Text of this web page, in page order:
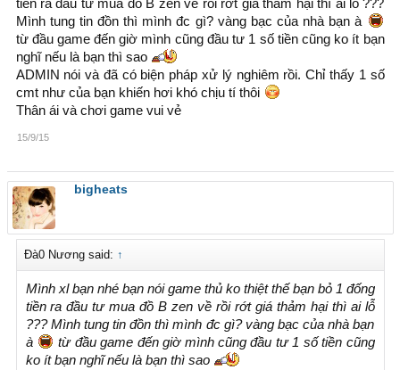
bạn có phải là 1 trong những người tung tin đồn thất thiệt ko
từ đầu đến cuới đều thấy bạn và vài người nửa ...
tiền ra đầu tư mua đồ B zen về rồi rớt giá thảm hại thì ai lỗ ???
Mình tung tin đồn thì mình đc gì? vàng bạc của nhà bạn à
từ đầu game đến giờ mình cũng đầu tư 1 số tiền cũng ko ít bạn
nghĩ nếu là bạn thì sao
ADMIN nói và đã có biện pháp xử lý nghiêm rồi. Chỉ thấy 1 số
cmt như của bạn khiến hơi khó chịu tí thôi
Thân ái và chơi game vui vẻ
15/9/15
bigheats
Đà0 Nương said: ↑
Mình xl bạn nhé bạn nói game thủ ko thiệt thế bạn bỏ 1 đống
tiền ra đầu tư mua đồ B zen về rồi rớt giá thảm hại thì ai lỗ
??? Mình tung tin đồn thì mình đc gì? vàng bạc của nhà bạn
à
từ đầu game đến giờ mình cũng đầu tư 1 số tiền cũng
ko ít bạn nghĩ nếu là bạn thì sao